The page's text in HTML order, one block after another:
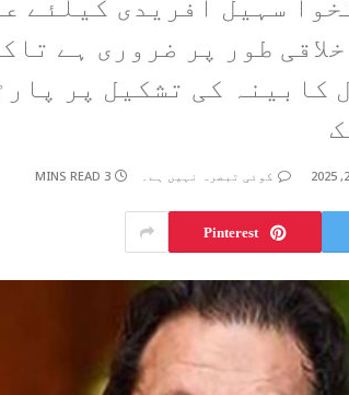
سہیل آفریدی کیلئے
طور پر ضروری ہے
کابینہ کی تشکیل پر
کوئی تبصرہ نہیں ہے۔ 3 MINS READ
Pinterest